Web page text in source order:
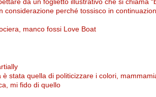
considerazione perché tossisco in
manco fossi Love Boat
è stata quella di politicizzare i colori,
mi fido di quello